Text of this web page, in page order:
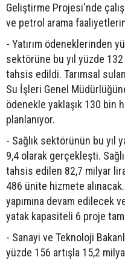
Geliştirme Projesi'nde
ve petrol arama
- Yatırım ödeneklerinden
sektörüne bu yıl yüzde
tahsis edildi. Tarımsal
Su İşleri Genel
ödenekle yaklaşık 130 bin
planlanıyor.
- Sağlık sektörünün bu yıl
9,4 olarak gerçekleşti.
tahsis edilen 82,7 milyar
486 ünite hizmete
yapımına devam edilecek
yatak kapasiteli 6 proje
- Sanayi ve Teknoloji
yüzde 156 artışla 15,2